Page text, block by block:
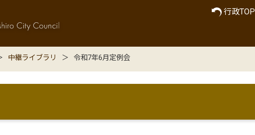
行政TOP
中継ライブラリ 令和7年6月定例会